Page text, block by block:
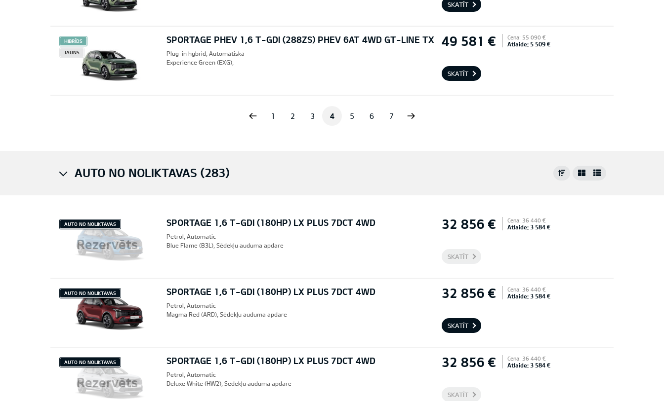
SKATĪT
SPORTAGE PHEV 1,6 T-GDI (288ZS) PHEV 6AT 4WD GT-LINE TX 49 581 € Cena: 55 090 €
Atlaide: 5 509 €
HIBRĪDS
JAUNS
Plug-in hybrid, Automātiskā
Experience Green (EXG),
SKATĪT
1 2 3 4 5 6 7
AUTO NO NOLIKTAVAS (283)
SPORTAGE 1,6 T-GDI (180HP) LX PLUS 7DCT 4WD
Rezervēts
32 856 € Cena: 36 440 €
Atlaide: 3 584 €
AUTO NO NOLIKTAVAS
Petrol, Automatic
Blue Flame (B3L), Sēdekļu auduma apdare
SKATĪT
SPORTAGE 1,6 T-GDI (180HP) LX PLUS 7DCT 4WD 32 856 € Cena: 36 440 €
Atlaide: 3 584 €
AUTO NO NOLIKTAVAS
Petrol, Automatic
Magma Red (ARD), Sēdekļu auduma apdare
SKATĪT
SPORTAGE 1,6 T-GDI (180HP) LX PLUS 7DCT 4WD
Rezervēts
32 856 € Cena: 36 440 €
Atlaide: 3 584 €
AUTO NO NOLIKTAVAS
Petrol, Automatic
Deluxe White (HW2), Sēdekļu auduma apdare
SKATĪT